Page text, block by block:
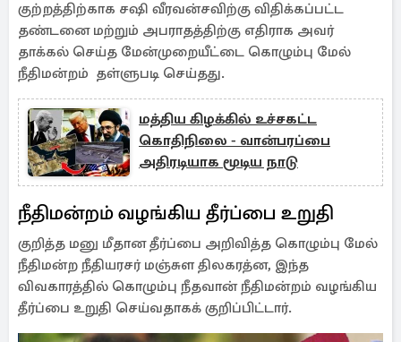
குற்றத்திற்காக சஷி வீரவன்சவிற்கு விதிக்கப்பட்ட
தண்டனை மற்றும் அபராதத்திற்கு எதிராக அவர்
தாக்கல் செய்த மேன்முறையீட்டை கொழும்பு மேல்
நீதிமன்றம் தள்ளுபடி செய்தது.
மத்திய கிழக்கில் உச்சகட்ட
கொதிநிலை - வான்பரப்பை
அதிரடியாக மூடிய நாடு
நீதிமன்றம் வழங்கிய தீர்ப்பை உறுதி
குறித்த மனு மீதான தீர்ப்பை அறிவித்த கொழும்பு மேல்
நீதிமன்ற நீதியரசர் மஞ்சுள திலகரத்ன, இந்த
விவகாரத்தில் கொழும்பு நீதவான் நீதிமன்றம் வழங்கிய
தீர்ப்பை உறுதி செய்வதாகக் குறிப்பிட்டார்.